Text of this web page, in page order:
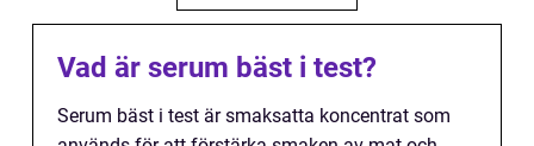
Vad är serum bäst i test?
Serum bäst i test är smaksatta koncentrat som